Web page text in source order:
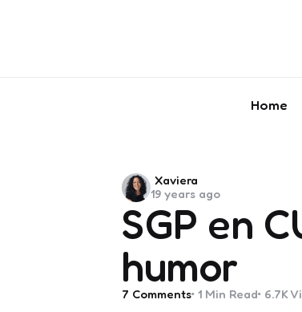
Home
SGP en
humor
Posted
by
Xaviera
19 years ago
7 Comments 1 Min Read 6.7K